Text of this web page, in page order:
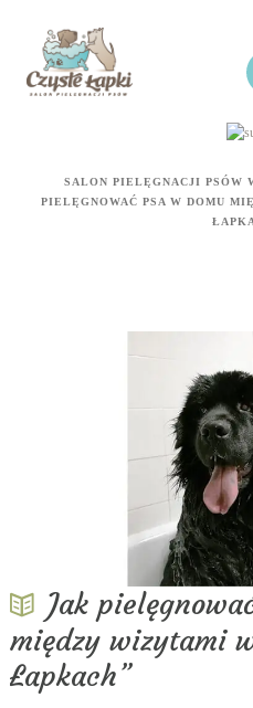
SALON PIELĘGNACJI PSÓW
PIELĘGNOWAĆ PSA W DOMU
Jak
między wizytami
Łapkach”